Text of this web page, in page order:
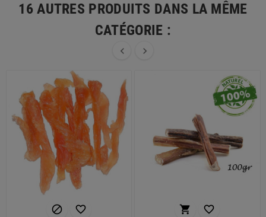
16 AUTRES PRODUITS DANS LA MÊME
CATÉGORIE :
 
   